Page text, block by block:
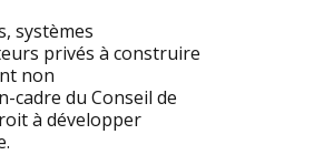
systèmes
privés à construire
non
cadre du Conseil de
à développer